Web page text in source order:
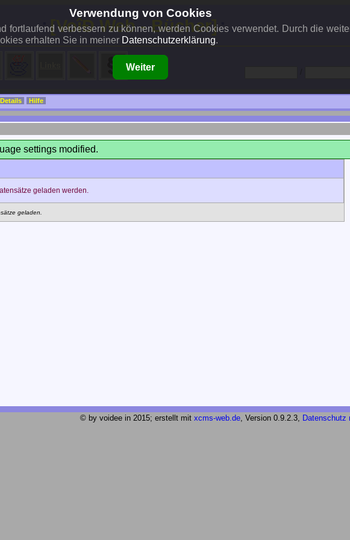
..:[VoîÐ Web - Bücher]:..
Details Hilfe
settings modified.
geladen.
geladen werden.
© by voidee in 2015; erstellt mit xcms-web.de, Version 0.9.2.3, Datenschutz
Verwendung von Cookies
fortlaufend verbessern zu können, werden Cookies verwendet. Durch die
erhalten Sie in meiner Datenschutzerklärung.
Weiter